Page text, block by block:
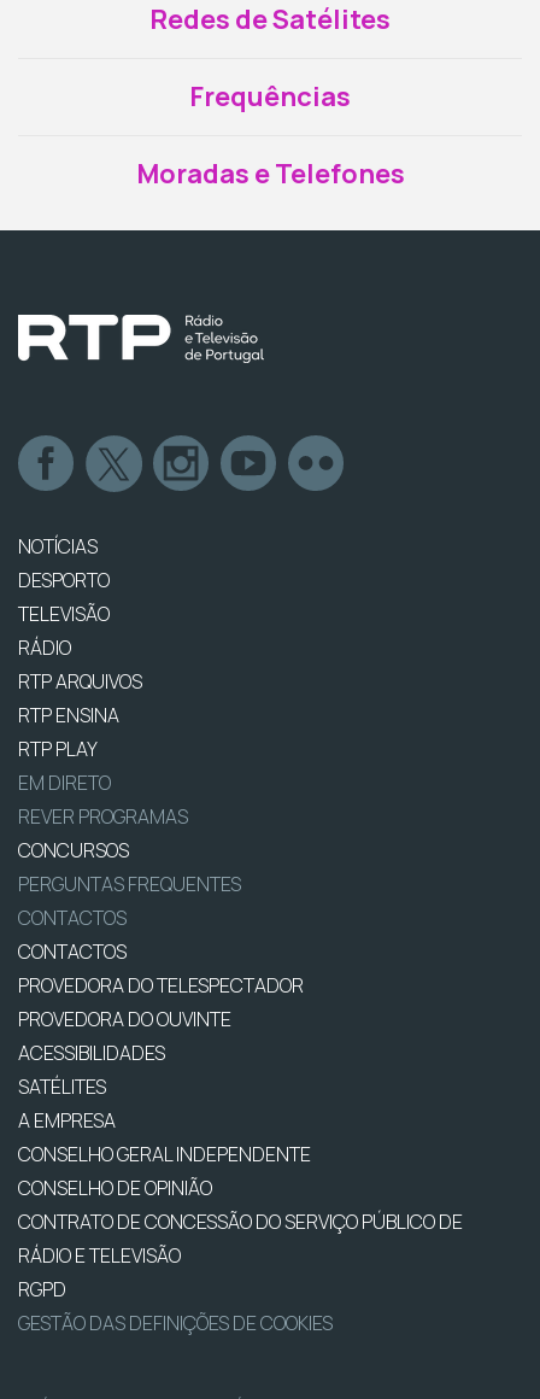
Redes de Satélites
Frequências
Moradas e Telefones
NOTÍCIAS
DESPORTO
TELEVISÃO
RÁDIO
RTP ARQUIVOS
RTP ENSINA
RTP PLAY
EM DIRETO
REVER PROGRAMAS
CONCURSOS
PERGUNTAS FREQUENTES
CONTACTOS
CONTACTOS
PROVEDORA DO TELESPECTADOR
PROVEDORA DO OUVINTE
ACESSIBILIDADES
SATÉLITES
A EMPRESA
CONSELHO GERAL INDEPENDENTE
CONSELHO DE OPINIÃO
CONTRATO DE CONCESSÃO DO SERVIÇO PÚBLICO DE
RÁDIO E TELEVISÃO
RGPD
GESTÃO DAS DEFINIÇÕES DE COOKIES